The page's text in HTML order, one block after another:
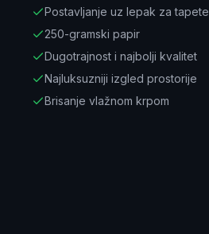
Postavljanje uz lepak za tapete
250-gramski papir
Dugotrajnost i najbolji kvalitet
Najluksuzniji izgled prostorije
Brisanje vlažnom krpom